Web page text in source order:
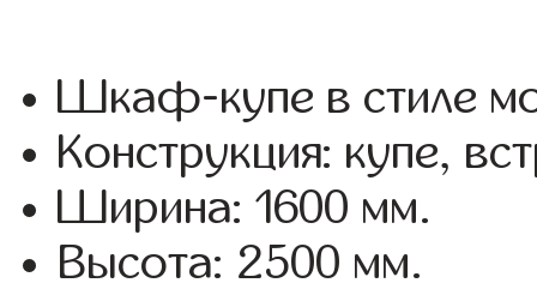
Шкаф-купе в стиле
Конструкция: купе,
Ширина: 1600 мм.
Высота: 2500 мм.